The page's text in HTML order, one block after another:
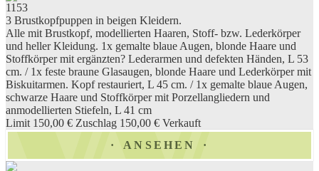
1153
3 Brustkopfpuppen in beigen Kleidern.
Alle mit Brustkopf, modellierten Haaren, Stoff- bzw. Lederkörper
und heller Kleidung. 1x gemalte blaue Augen, blonde Haare und
Stoffkörper mit ergänzten? Lederarmen und defekten Händen, L 53
cm. / 1x feste braune Glasaugen, blonde Haare und Lederkörper mit
Biskuitarmen. Kopf restauriert, L 45 cm. / 1x gemalte blaue Augen,
schwarze Haare und Stoffkörper mit Porzellangliedern und
anmodellierten Stiefeln, L 41 cm
Limit 150,00 € Zuschlag 150,00 € Verkauft
ANSEHEN